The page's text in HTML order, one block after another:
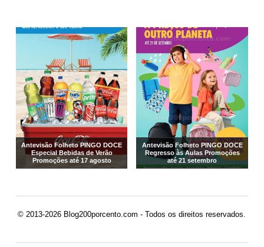
Antevisão Folheto PINGO DOCE
Especial Bebidas de Verão
Promoções até 17 agosto
Antevisão Folheto PINGO DOCE
Regresso às Aulas Promoções
até 21 setembro
© 2013-2026 Blog200porcento.com - Todos os direitos reservados.